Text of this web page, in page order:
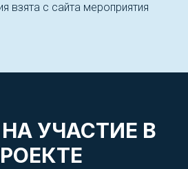
взята с сайта мероприятия
УЧАСТИЕ В